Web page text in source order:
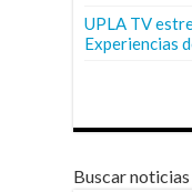
UPLA TV
Experiencias
Buscar noticias